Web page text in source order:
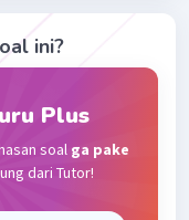
ini?
Plus
soal ga pake
dari Tutor!